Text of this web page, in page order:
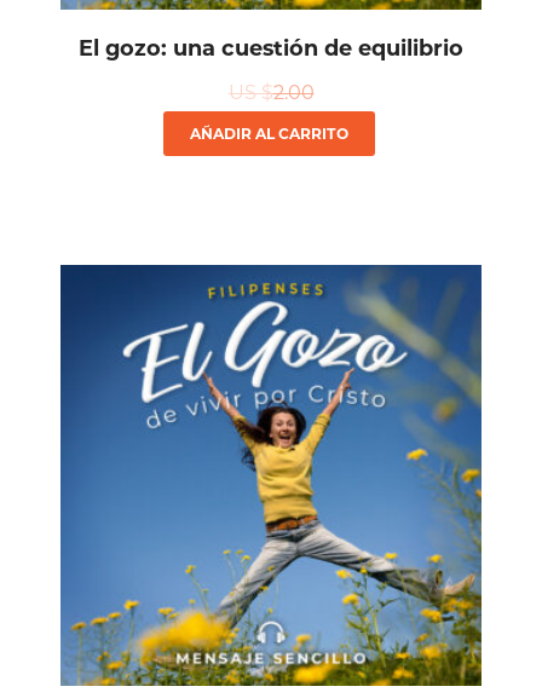
El gozo: una cuestión de equilibrio
US $2.00
AÑADIR AL CARRITO